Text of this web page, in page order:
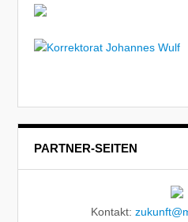
PARTNER-SEITEN
Kontakt: